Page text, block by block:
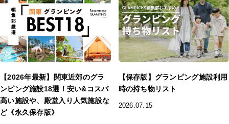
【2026年最新】関東近郊のグラ
ンピング施設18選！安い&コスパ
高い施設や、殿堂入り人気施設な
ど《永久保存版》
【保存版】グランピング施設利用
時の持ち物リスト
2026.07.15